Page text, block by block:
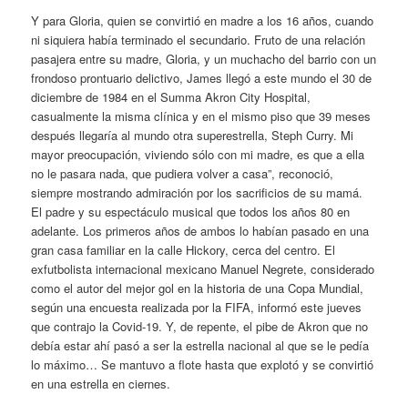
Y para Gloria, quien se convirtió en madre a los 16 años, cuando
ni siquiera había terminado el secundario. Fruto de una relación
pasajera entre su madre, Gloria, y un muchacho del barrio con un
frondoso prontuario delictivo, James llegó a este mundo el 30 de
diciembre de 1984 en el Summa Akron City Hospital,
casualmente la misma clínica y en el mismo piso que 39 meses
después llegaría al mundo otra superestrella, Steph Curry. Mi
mayor preocupación, viviendo sólo con mi madre, es que a ella
no le pasara nada, que pudiera volver a casa”, reconoció,
siempre mostrando admiración por los sacrificios de su mamá.
El padre y su espectáculo musical que todos los años 80 en
adelante. Los primeros años de ambos lo habían pasado en una
gran casa familiar en la calle Hickory, cerca del centro. El
exfutbolista internacional mexicano Manuel Negrete, considerado
como el autor del mejor gol en la historia de una Copa Mundial,
según una encuesta realizada por la FIFA, informó este jueves
que contrajo la Covid-19. Y, de repente, el pibe de Akron que no
debía estar ahí pasó a ser la estrella nacional al que se le pedía
lo máximo… Se mantuvo a flote hasta que explotó y se convirtió
en una estrella en ciernes.